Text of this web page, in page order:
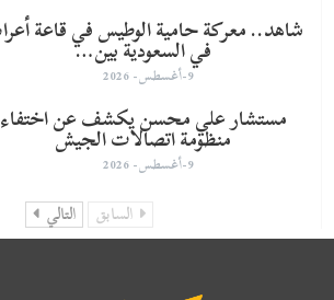
شاهد.. معركة حامية الوطيس في قاعة
في السعودية بين…
9-أغسطس- 2026
مستشار علي محسن يكشف عن اختفاء
منظومة اتصالات الجيش
9-أغسطس- 2026
السابق التالي